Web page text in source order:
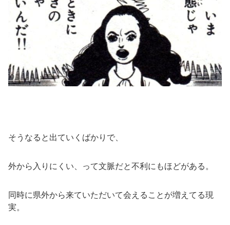
そうなると出ていくばかりで、
外から入りにくい、って文脈だと不利にもほどがある。
同時に県外から来ていただいて会えることが増えてる現
実。